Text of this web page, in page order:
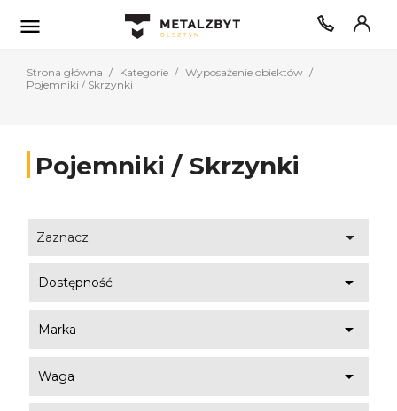

Strona główna Kategorie
Wyposażenie obiektów
Pojemniki / Skrzynki
Pojemniki / Skrzynki
Zaznacz 
Dostępność 
Marka 
Waga 